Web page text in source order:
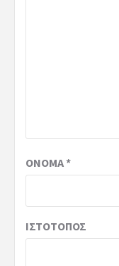
ΌΝΟΜΑ*
ΙΣΤΌΤΟΠΟΣ